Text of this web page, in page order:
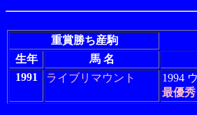
重賞勝ち産駒
生年
馬 名
1991
ライブリマウント
1994
最優